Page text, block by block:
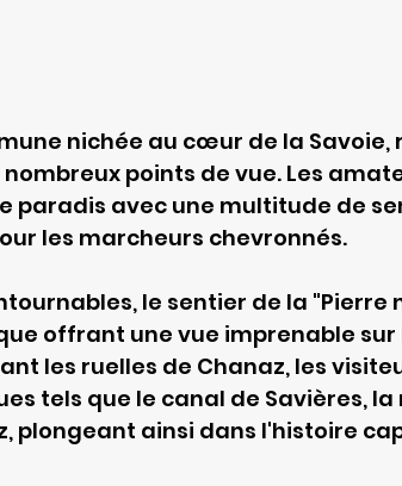
nichée au cœur de la Savoie,
points de vue. Les
paradis avec une multitude de
les marcheurs chevronnés.
le sentier de la "Pierre
offrant une vue imprenable
les ruelles de Chanaz, les
tels que le canal de Savières, la
plongeant ainsi dans l'histoire